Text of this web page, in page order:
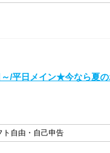
～/平日メイン★今なら夏
ト自由・自己申告